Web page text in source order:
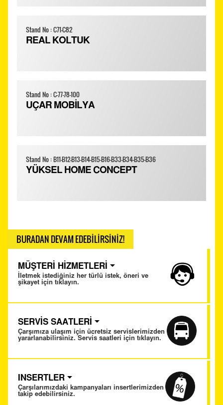
Stand No : C71-C82
REAL KOLTUK
Stand No : C-77-78-100
UÇAR MOBİLYA
Stand No : B11-B12-B13-B14-B15-B16-B33-B34-B35-B36
YÜKSEL HOME CONCEPT
BURADAN DEVAM EDEBİLİRSİNİZ!
MÜŞTERİ HİZMETLERİ
İletmek istediğiniz her türlü istek, öneri ve
şikayet için tıklayın.
SERVİS SAATLERİ
Çarşımıza ulaşım için ücretsiz servislerimizden
yararlanabilirsiniz. Servis saatleri için tıklayın.
INSERTLER
Çarşılarımızdaki kampanyaları insertlerimizden
takip edebilirsiniz.